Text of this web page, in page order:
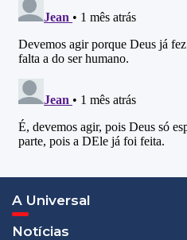
A Universal
Notícias